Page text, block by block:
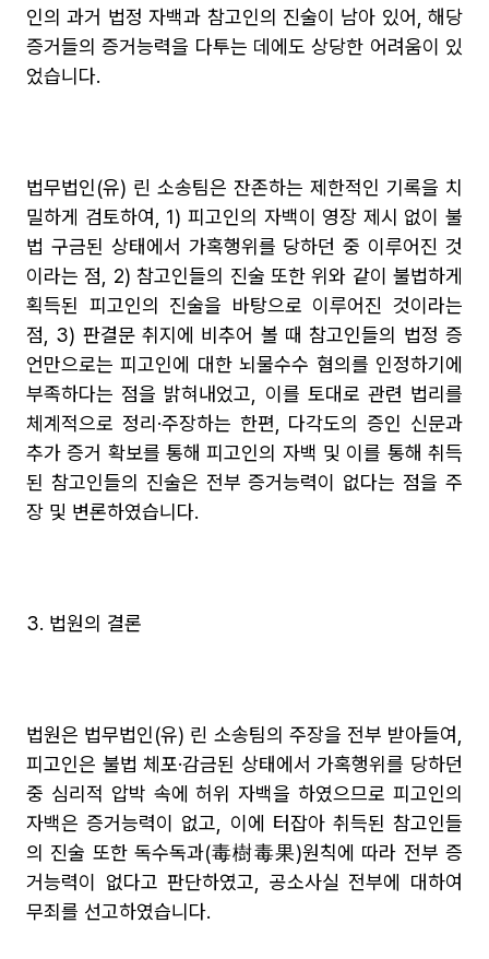
인의 과거 법정 자백과 참고인의 진술이 남아 있어, 해당
증거들의 증거능력을 다투는 데에도 상당한 어려움이 있
었습니다.
법무법인(유) 린 소송팀은 잔존하는 제한적인 기록을 치
밀하게 검토하여, 1) 피고인의 자백이 영장 제시 없이 불
법 구금된 상태에서 가혹행위를 당하던 중 이루어진 것
이라는 점, 2) 참고인들의 진술 또한 위와 같이 불법하게
획득된 피고인의 진술을 바탕으로 이루어진 것이라는
점, 3) 판결문 취지에 비추어 볼 때 참고인들의 법정 증
언만으로는 피고인에 대한 뇌물수수 혐의를 인정하기에
부족하다는 점을 밝혀내었고, 이를 토대로 관련 법리를
체계적으로 정리·주장하는 한편, 다각도의 증인 신문과
추가 증거 확보를 통해 피고인의 자백 및 이를 통해 취득
된 참고인들의 진술은 전부 증거능력이 없다는 점을 주
장 및 변론하였습니다.
3. 법원의 결론
법원은 법무법인(유) 린 소송팀의 주장을 전부 받아들여,
피고인은 불법 체포·감금된 상태에서 가혹행위를 당하던
중 심리적 압박 속에 허위 자백을 하였으므로 피고인의
자백은 증거능력이 없고, 이에 터잡아 취득된 참고인들
의 진술 또한 독수독과(毒樹毒果)원칙에 따라 전부 증
거능력이 없다고 판단하였고, 공소사실 전부에 대하여
무죄를 선고하였습니다.